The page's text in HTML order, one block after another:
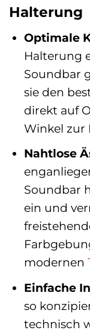
Halterung
Optimale
Halterung
Soundbar
sie den
direkt auf
Winkel zur
Nahtlose
Soundbar
ein und
modernen
Einfache
so
technisch